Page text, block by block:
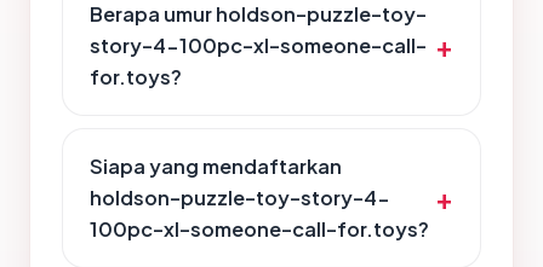
Berapa umur holdson-puzzle-toy-
story-4-100pc-xl-someone-call-
for.toys?
Siapa yang mendaftarkan
holdson-puzzle-toy-story-4-
100pc-xl-someone-call-for.toys?